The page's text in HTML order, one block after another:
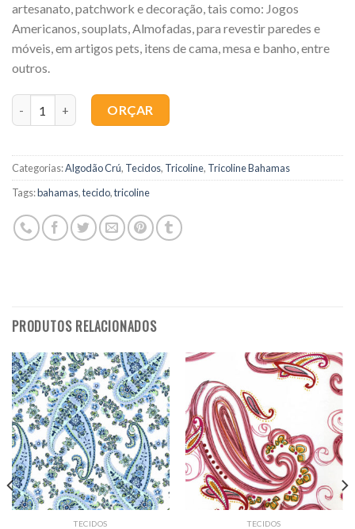
artesanato, patchwork e decoração, tais como: Jogos
Americanos, souplats, Almofadas, para revestir paredes e
móveis, em artigos pets, itens de cama, mesa e banho, entre
outros.
ORÇAR
Categorias:Algodão Crú, Tecidos, Tricoline, Tricoline Bahamas
Tags:bahamas,tecido,tricoline
PRODUTOS RELACIONADOS
TECIDOS TECIDOS